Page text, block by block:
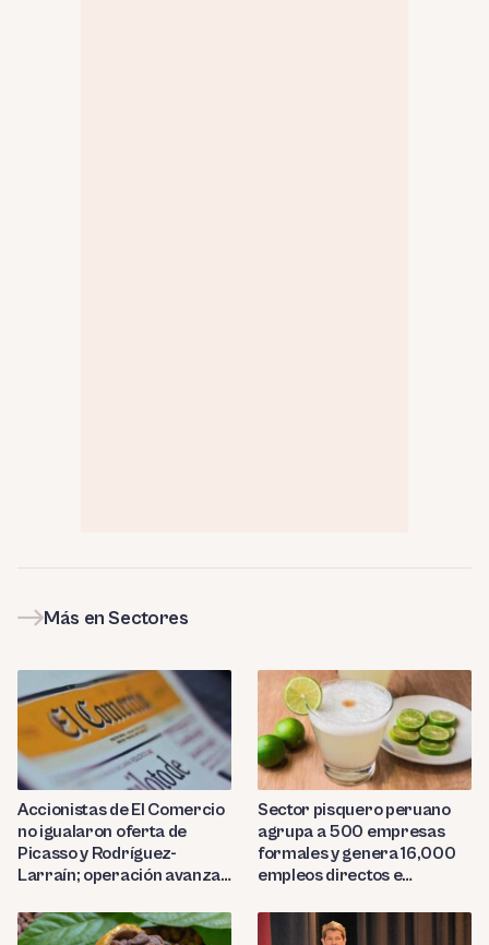
Más en Sectores
Accionistas de El Comercio
no igualaron oferta de
Picasso y Rodríguez-
Larraín; operación avanza
Sector pisquero peruano
agrupa a 500 empresas
formales y genera 16,000
empleos directos e